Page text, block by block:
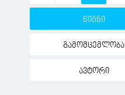
წიგნი
გამომცემლობა
ავტორი